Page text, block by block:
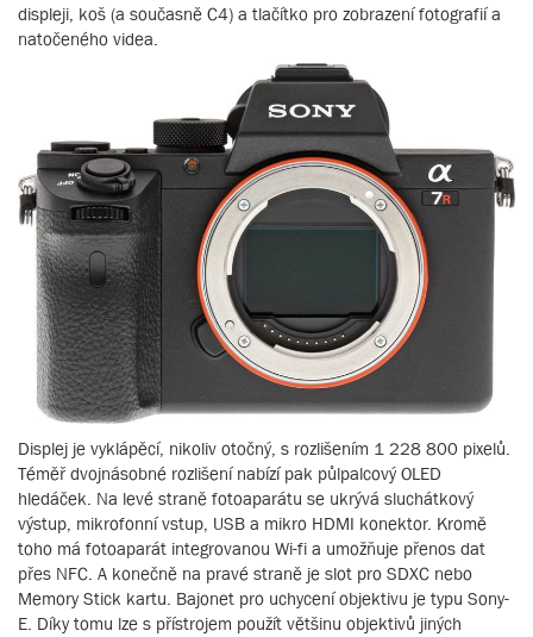
displeji, koš (a současně C4) a tlačítko pro zobrazení fotografií a
natočeného videa.
Displej je vyklápěcí, nikoliv otočný, s rozlišením 1 228 800 pixelů.
Téměř dvojnásobné rozlišení nabízí pak půlpalcový OLED
hledáček. Na levé straně fotoaparátu se ukrývá sluchátkový
výstup, mikrofonní vstup, USB a mikro HDMI konektor. Kromě
toho má fotoaparát integrovanou Wi-fi a umožňuje přenos dat
přes NFC. A konečně na pravé straně je slot pro SDXC nebo
Memory Stick kartu. Bajonet pro uchycení objektivu je typu Sony-
E. Díky tomu lze s přístrojem použít většinu objektivů jiných